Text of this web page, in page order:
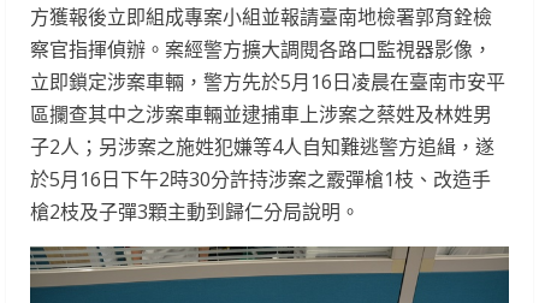
方獲報後立即組成專案小組並報請臺南地檢署郭育銓檢
察官指揮偵辦。案經警方擴大調閱各路口監視器影像，
立即鎖定涉案車輛，警方先於5月16日凌晨在臺南市安平
區攔查其中之涉案車輛並逮捕車上涉案之蔡姓及林姓男
子2人；另涉案之施姓犯嫌等4人自知難逃警方追緝，遂
於5月16日下午2時30分許持涉案之霰彈槍1枝、改造手
槍2枝及子彈3顆主動到歸仁分局說明。